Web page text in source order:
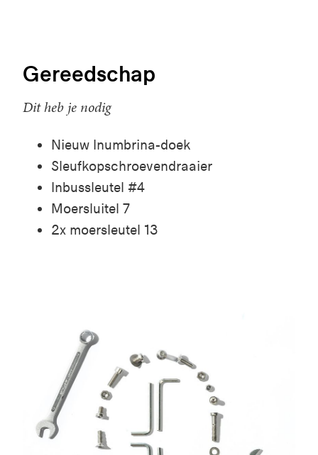
Gereedschap
Dit heb je nodig
Nieuw Inumbrina-doek
Sleufkopschroevendraaier
Inbussleutel #4
Moersluitel 7
2x moersleutel 13